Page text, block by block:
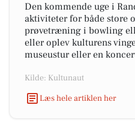
Den kommende uge i
aktiviteter for både store
prøvetræning i bowling
eller oplev kulturens
museustur eller en
Kilde: Kultunaut
Læs hele artiklen her